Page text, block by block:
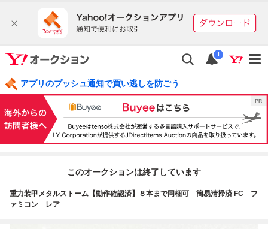
i
アプリのプッシュ通知で買い逃しを防ごう
このオークションは終了しています
重力装甲メタルストーム【動作確認済】８本まで同梱可 簡易清掃済 FC フ
ァミコン レア